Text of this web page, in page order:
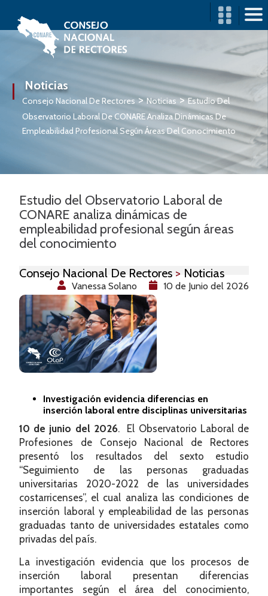
Noticias
Consejo Nacional De Rectores >Noticias>Estudio Del
Observatorio Laboral De CONARE Analiza Dinámicas De
Empleabilidad Profesional Según Áreas Del Conocimiento
Estudio del Observatorio Laboral de
CONARE analiza dinámicas de
empleabilidad profesional según áreas
del conocimiento
Consejo Nacional De Rectores > Noticias
10 de Junio del 2026
Vanessa Solano
Investigación evidencia diferencias en
inserción laboral entre disciplinas universitarias
10 de junio del 2026. El Observatorio Laboral de
Profesiones de Consejo Nacional de Rectores
presentó los resultados del sexto estudio
“Seguimiento de las personas graduadas
universitarias 2020-2022 de las universidades
costarricenses”, el cual analiza las condiciones de
inserción laboral y empleabilidad de las personas
graduadas tanto de universidades estatales como
privadas del país.
La investigación evidencia que los procesos de
inserción laboral presentan diferencias
importantes según el área del conocimiento,
CONARE
ORGANIZACIÓN
TRANSPARENCIA
ACCIÓN
INTERUNIVERSITARIA
CONSULTAS Y
TRÁMITES
PUBLICACIONES
COMUNICACIÓN